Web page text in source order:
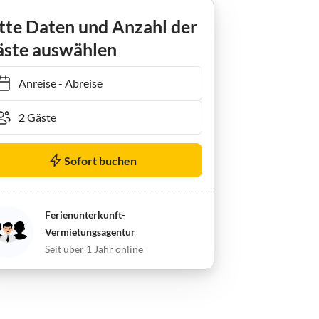
Daten und Anzahl der
auswählen
Anreise- Abreise
Sofort buchen
Ferienunterkunft-
Vermietungsagentur
Seit über 1 Jahr online